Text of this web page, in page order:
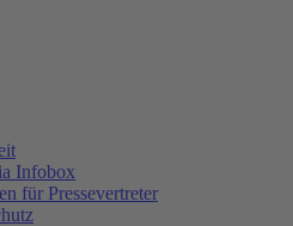
Infobox
für Pressevertreter